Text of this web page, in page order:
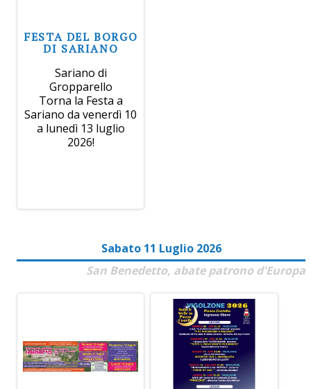
FESTA DEL BORGO
DI SARIANO
Sariano di
Gropparello
Torna la Festa a
Sariano da venerdì 10
a lunedì 13 luglio
2026!
Sabato 11 Luglio 2026
San Benedetto, abate patrono d'Europa